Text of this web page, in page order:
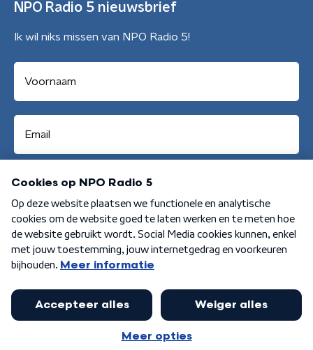
NPO Radio 5 nieuwsbrief
Ik wil niks missen van NPO Radio 5!
Aanmelden
Algemene voorwaarden